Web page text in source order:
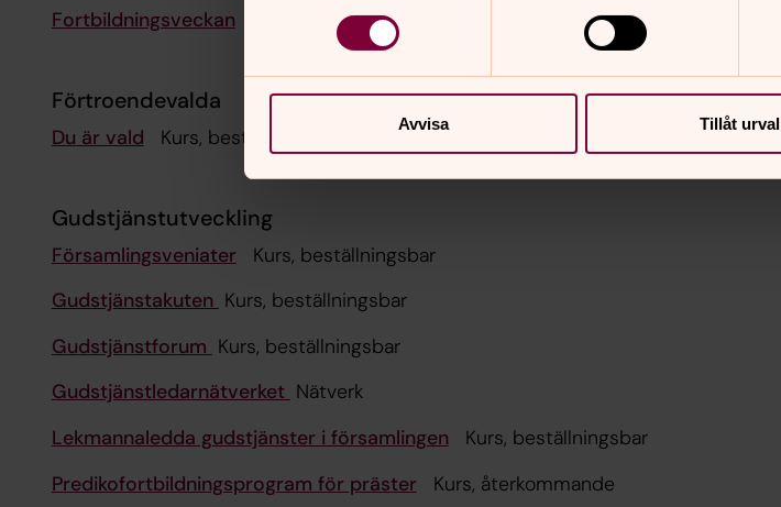
Avvisa Tillåt urval
Fortbildningsveckan Kurs
Förtroendevalda
Du är vald Kurs, beställningsbar
Gudstjänstutveckling
Församlingsveniater Kurs, beställningsbar
Gudstjänstakuten Kurs, beställningsbar
Gudstjänstforum Kurs, beställningsbar
Gudstjänstledarnätverket Nätverk
Lekmannaledda gudstjänster i församlingenKurs, beställningsbar
Predikofortbildningsprogram för präster Kurs, återkommande